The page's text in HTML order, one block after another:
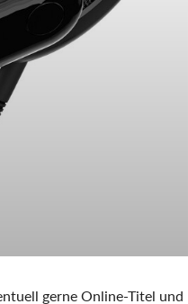
gerne Online-Titel und